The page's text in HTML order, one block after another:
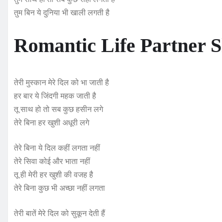
तुम बिन ये दुनिया भी खाली लगती है
Romantic Life Partner
तेरी मुस्कान मेरे दिल को भा जाती है
हर बार ये जिंदगी महक जाती है
तू साथ हो तो सब कुछ हसीन लगे
तेरे बिना हर खुशी अधूरी लगे
तेरे बिना ये दिल कहीं लगता नहीं
तेरे सिवा कोई और भाता नहीं
तू ही मेरी हर खुशी की वजह है
तेरे बिना कुछ भी अच्छा नहीं लगता
तेरी बातें मेरे दिल को सुकून देती हैं